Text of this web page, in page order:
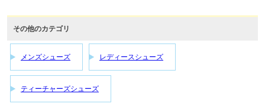
その他のカテゴリ
メンズシューズ レディースシューズ
ティーチャーズシューズ